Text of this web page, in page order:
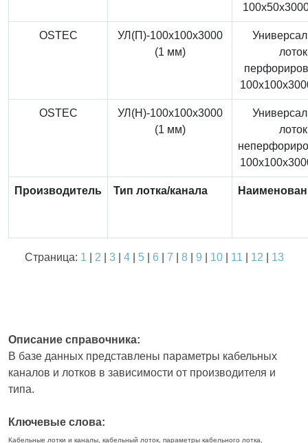
OSTEC
УЛ(П)-100x100x3000
(1 мм)
лоток
OSTEC
УЛ(Н)-100x100x3000
(1 мм)
лоток
Производитель Тип лотка/канала
Страница: 1 2 3| 4| 5| 6 7 8| 9 10| 11 12 13
Описание справочника:
В базе данных представлены параметры кабельных
каналов и лотков в зависимости от производителя и
типа.
Ключевые слова:
Кабельные лотки и каналы, кабельный лоток, параметры кабельного лотка,